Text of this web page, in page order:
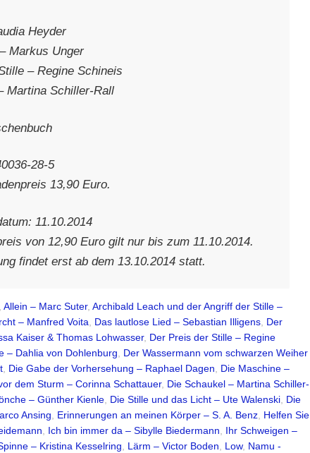
Heyder
Markus Unger
– Regine Schineis
Martina Schiller-Rall
28-5
13,90 Euro.
11.10.2014
von 12,90 Euro gilt nur bis zum 11.10.2014.
findet erst ab dem 13.10.2014 statt.
, Allein – Marc Suter, Archibald Leach und der Angriff der Stille –
– Manfred Voita, Das lautlose Lied – Sebastian Illigens, Der
Kaiser & Thomas Lohwasser, Der Preis der Stille – Regine
– Dahlia von Dohlenburg, Der Wassermann vom schwarzen Weiher
, Die Gabe der Vorhersehung – Raphael Dagen, Die Maschine –
dem Sturm – Corinna Schattauer, Die Schaukel – Martina Schiller-
– Günther Kienle, Die Stille und das Licht – Ute Walenski, Die
Ansing, Erinnerungen an meinen Körper – S. A. Benz, Helfen Sie
, Ich bin immer da – Sibylle Biedermann,
Ihr Schweigen –
– Kristina Kesselring, Lärm – Victor Boden, Low, Namu -